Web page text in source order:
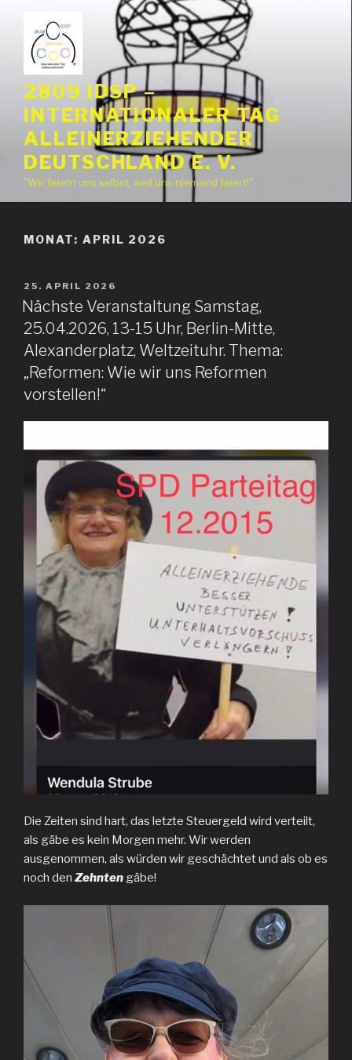
springen
2809 IDSP –
INTERNATIONALER TAG
ALLEINERZIEHENDER
DEUTSCHLAND E. V.
"Wir feiern uns selbst, weil uns niemand feiert!"
MONAT: APRIL 2026
VERÖFFENTLICHT
AM
25. APRIL 2026
Nächste Veranstaltung Samstag,
25.04.2026, 13-15 Uhr, Berlin-Mitte,
Alexanderplatz, Weltzeituhr. Thema:
„Reformen: Wie wir uns Reformen
vorstellen!“
Die Zeiten sind hart, das letzte Steuergeld wird verteilt,
als gäbe es kein Morgen mehr. Wir werden
ausgenommen, als würden wir geschächtet und als ob es
noch den Zehnten gäbe!